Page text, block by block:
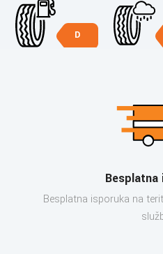
D
Besplatna
Besplatna isporuka na